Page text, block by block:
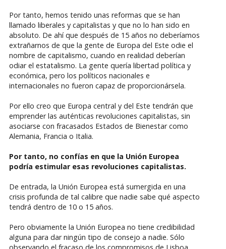
Por tanto, hemos tenido unas reformas que se han
llamado liberales y capitalistas y que no lo han sido en
absoluto. De ahí que después de 15 años no deberíamos
extrañarnos de que la gente de Europa del Este odie el
nombre de capitalismo, cuando en realidad deberían
odiar el estatalismo. La gente quería libertad política y
económica, pero los políticos nacionales e
internacionales no fueron capaz de proporcionársela.
Por ello creo que Europa central y del Este tendrán que
emprender las auténticas revoluciones capitalistas, sin
asociarse con fracasados Estados de Bienestar como
Alemania, Francia o Italia.
Por tanto, no confías en que la Unión Europea
podría estimular esas revoluciones capitalistas.
De entrada, la Unión Europea está sumergida en una
crisis profunda de tal calibre que nadie sabe qué aspecto
tendrá dentro de 10 o 15 años.
Pero obviamente la Unión Europea no tiene credibilidad
alguna para dar ningún tipo de consejo a nadie. Sólo